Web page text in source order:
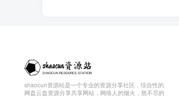
shaocun资源站是一个专业的资源分享社区，综合性的
网盘云盘资源分享共享网站，网络人的烟火，熬不尽的